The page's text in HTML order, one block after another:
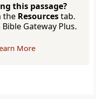
this passage?
the Resourcestab.
Gateway Plus.
More